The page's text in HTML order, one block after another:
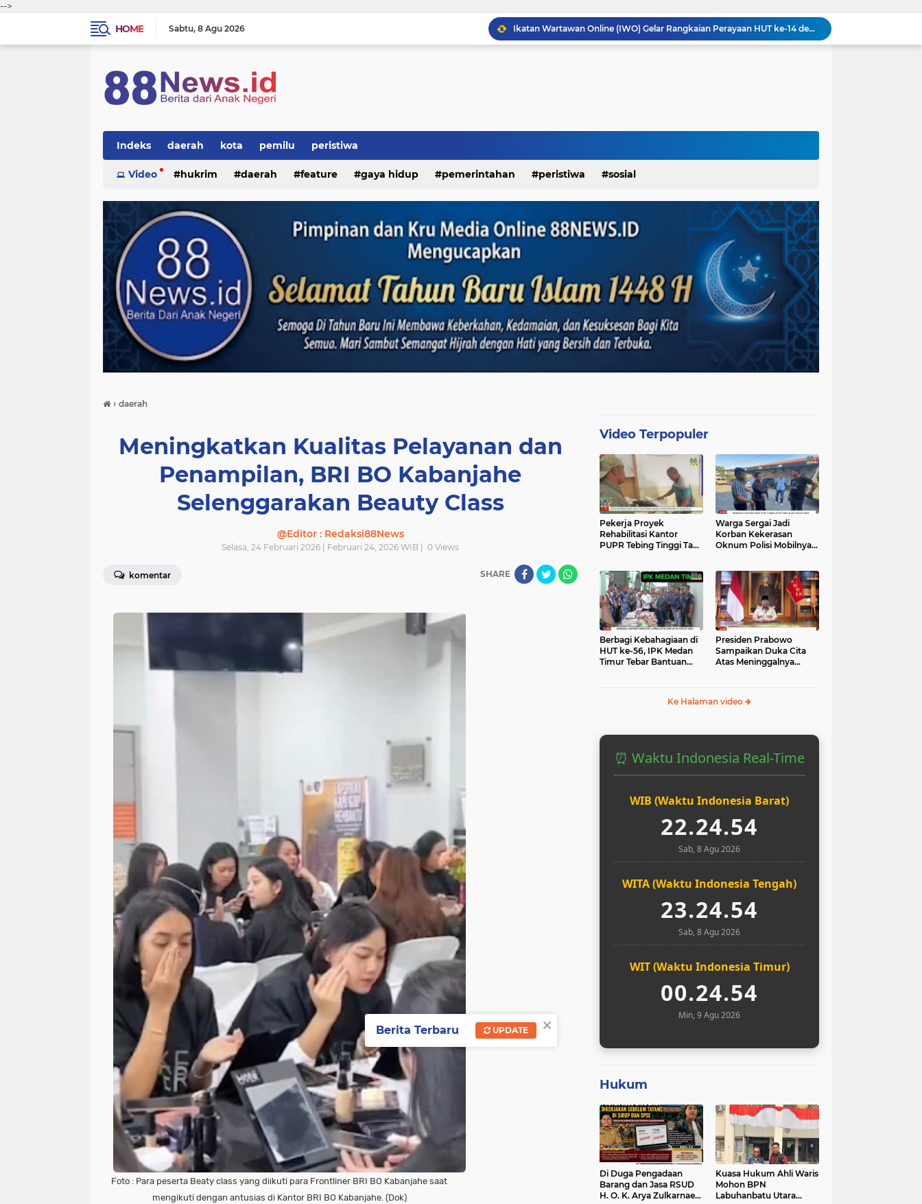
-->
HOME
Sabtu 8 Agu 2026 Ikatan Wartawan Online (IWO) Gelar Rangkaian Perayaan HUT ke-14 dengan Komitmen Profesionalisme Wartawan IWO Berdampak Bagi Kebaikan Bangsa
Material Proyek Jalan Rp 94 Miliar Jadi Sorotan, UPTD Bina Marga dan Kontraktor Beri Keterangan Berbeda
Bupati Baharuddin Dukung Pelestarian Budaya Melayu Melalui Gebyar Bertanjak Jilid 7 Tahun 2026
Pemerintah Kecamatan Langowan Barat Gandeng Instansi Terkait Sosialisasi Penggunaan Dana Desa 2026
Indeks daerah kota pemilu peristiwa
Video hukrim daerah feature gaya hidup pemerintahan peristiwa sosial
› daerah
Meningkatkan Kualitas Pelayanan dan
Penampilan, BRI BO Kabanjahe
Selenggarakan Beauty Class
@Editor : Redaksi88News
Selasa, 24 Februari 2026 | Februari 24, 2026 WIB | 0 Views
komentar SHARE
Foto : Para peserta Beaty class yang diikuti para Frontliner BRI BO Kabanjahe saat
mengikuti dengan antusias di Kantor BRI BO Kabanjahe. (Dok)
Video Terpopuler
Pekerja Proyek
Rehabilitasi Kantor
PUPR Tebing Tinggi Tak
Warga Sergai Jadi
Korban Kekerasan
Oknum Polisi Mobilnya
Berbagi Kebahagiaan di
HUT ke-56, IPK Medan
Timur Tebar Bantuan
Presiden Prabowo
Sampaikan Duka Cita
Atas Meninggalnya
Ke Halaman video
⏰ Waktu Indonesia Real-Time
WIB (Waktu Indonesia Barat)
22.24.55
Sab, 8 Agu 2026
WITA (Waktu Indonesia Tengah)
23.24.55
Sab, 8 Agu 2026
WIT (Waktu Indonesia Timur)
00.24.55
Min, 9 Agu 2026
Hukum
Di Duga Pengadaan
Barang dan Jasa RSUD
H. O. K. Arya Zulkarnaen
Kuasa Hukum Ahli Waris
Mohon BPN
Labuhanbatu Utara
×
Berita Terbaru UPDATE